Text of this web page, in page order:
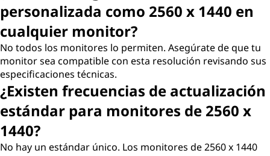
personalizada como 2560 x 1440 en
cualquier monitor?
No todos los monitores lo permiten. Asegúrate de que tu
monitor sea compatible con esta resolución revisando sus
especificaciones técnicas.
¿Existen frecuencias de actualización
estándar para monitores de 2560 x
1440?
No hay un estándar único. Los monitores de 2560 x 1440